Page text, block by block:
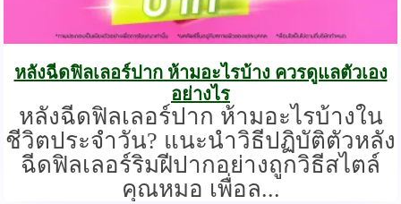
หลังฉีดฟิลเลอร์ปาก ห้ามอะไรบ้าง ควรดูแลตัวเอง
อย่างไร
หลังฉีดฟิลเลอร์ปาก ห้ามอะไรบ้างใน
ชีวิตประจำวัน? แนะนำวิธีปฏิบัติตัวหลัง
ฉีดฟิลเลอร์ริมฝีปากอย่างถูกวิธีสไตล์
คุณหมอ เพื่อล...